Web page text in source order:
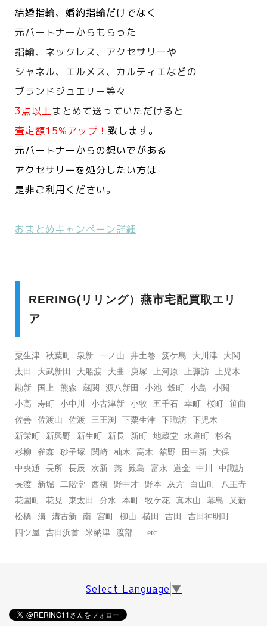
結婚指輪、婚約指輪だけでなく
元パートナーからもらった
指輪、ネックレス、アクセサリーや
シャネル、エルメス、カルティエなどの
ブランドジュエリー等々
3点以上まとめて送っていただけると
査定額15%アップ！ 致します。
元パートナーからの想いでがある
アクセサリーを処分したい方は
是非ご利用ください。
おまとめキャンペーン詳細
RERING(リリング）燕市宅配買取エリ
ア
粟生津 秋葉町 泉新 一ノ山 井土巻 笈ケ島 大川津
大関
太田
大武新田 大船渡 大曲 庚塚 上河原 上諏訪
上児木
勘新
国上 熊森 蔵関 源八新田 小池 穀町 小島
小関
小高
寿町 小中川 小古津新 小牧 五千石 幸町 桜町
笹曲
佐善
佐渡山 佐渡 三王渕 下粟生津 下諏訪
下児木
新栄町
新興野 新生町 新長 新町 地蔵堂 水道町
杉名
杉柳
雀森 砂子塚 関崎 杣木 高木 舘野 田中新
大保
中央通
長所 長辰 次新 燕 殿島 富永 道金 中川
中諏訪
長渡
新堀 二階堂 西槇 野中才 野本 灰方 白山町
八王寺
花園町
花見 東太田 分水 本町 牧ケ花 真木山 幕島
又新
松橋
溝 溝古新 南 宮町 柳山 横田 吉田
吉田神明町
四ツ屋
吉田浜首 米納津 渡部 …etc
Select Language ▼